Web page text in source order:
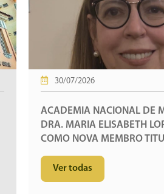
30/07/2026
ACADEMIA NACIONAL DE
DRA. MARIA ELISABETH
COMO NOVA MEMBRO
Ver todas